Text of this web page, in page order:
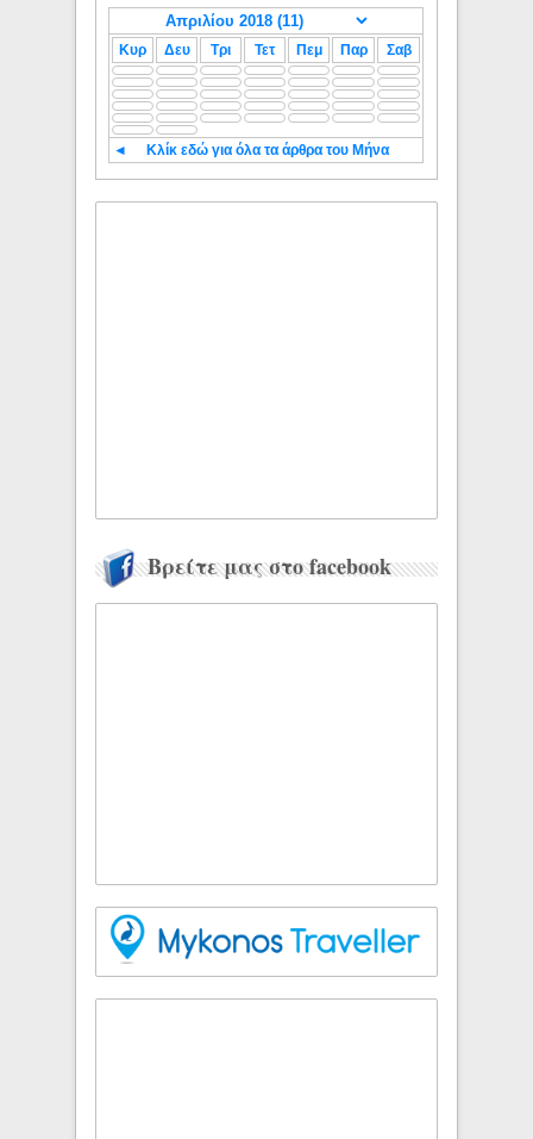
Κυρ Δευ Τρι Τετ Πεμ Παρ Σαβ
◄ Κλίκ εδώ για όλα τα άρθρα του Μήνα
Βρείτε μας στο facebook